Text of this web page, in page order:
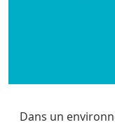
Dans un